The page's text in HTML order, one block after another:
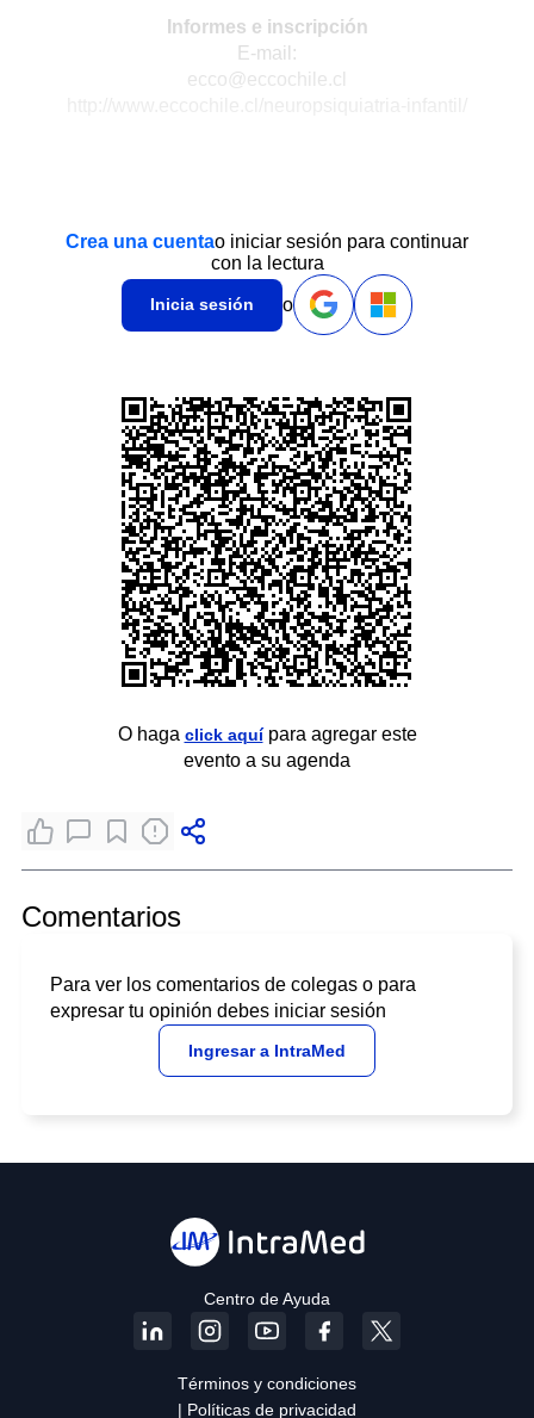
Informes e inscripción
E-mail:
ecco@eccochile.cl
Crea una cuentao iniciar sesión para continuar
con la lectura
Inicia sesión o
O haga click aquípara agregar este
evento a su agenda
Comentarios
Para ver los comentarios de colegas o para
expresar tu opinión debes iniciar sesión
Ingresar a IntraMed
Centro de Ayuda
Términos y condiciones
| Políticas de privacidad